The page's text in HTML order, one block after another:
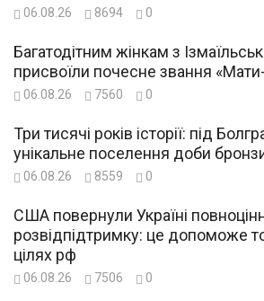
06.08.26 8694 0
Багатодітним жінкам з
присвоїли почесне звання
06.08.26 7560 0
Три тисячі років історії: під
унікальне поселення доби
06.08.26 8559 0
США повернули Україні
розвідпідтримку: це допоможе
цілях рф
06.08.26 7506 0